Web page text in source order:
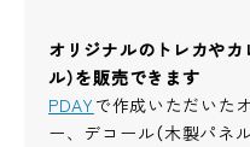
オリジナルのトレカやカ
ル）を販売できます
PDAY で作成いただいた
ー、デコール（木製パネ